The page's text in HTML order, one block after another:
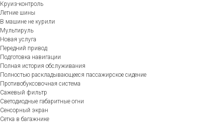
Круиз-контроль
Летние шины
В машине не курили
Мультируль
Новая услуга
Передний привод
Подготовка навигации
Полная история обслуживания
Полностью раскладывающееся пассажирское сидение
Противобуксовочная система
Сажевый фильтр
Светодиодные габаритные огни
Сенсорный экран
Сетка в багажнике